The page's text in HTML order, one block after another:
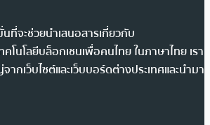
ที่จะช่วยนำเสนอสารเกี่ยวกับ
โนโลยีบล็อกเชนเพื่อคนไทย ในภาษาไทย เรา
กเว็บไซต์และเว็บบอร์ดต่างประเทศและนำมา